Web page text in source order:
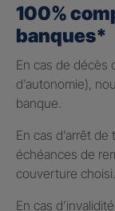
100%
banques*
En cas de décès
d’autonomie),
banque.
En cas d’arrêt
échéances de
couverture choisi.
En cas